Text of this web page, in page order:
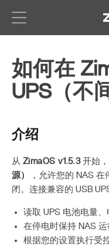
如何在
UPS（不
介绍
从 ZimaOS v1.5.3开始
源）
，允许您的 NAS
闭。连接兼容的 USB
读取 UPS 电池电量
在停电时保持 NAS 运
根据您的设置执行受